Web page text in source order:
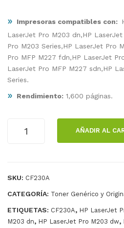
» Impresoras compatibles con:
LaserJet Pro M203 dn,HP
Pro M203 Series,HP LaserJet Pro
Pro MFP M227 fdn,HP LaserJet
LaserJet Pro MFP M227 sdn,HP
Series.
» Rendimiento: 1,600 páginas.
IGUANA
INSTALL
cantidad
AÑADIR AL
SKU: CF230A
CATEGORÍA: Toner Genérico y
ETIQUETAS: CF230A, HP LaserJet
M203 dn, HP LaserJet Pro M203 dw,